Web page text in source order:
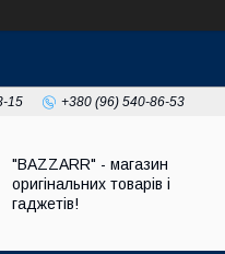
15 +380 (96) 540-86-53
"BAZZARR" - магазин
оригінальних товарів і
гаджетів!